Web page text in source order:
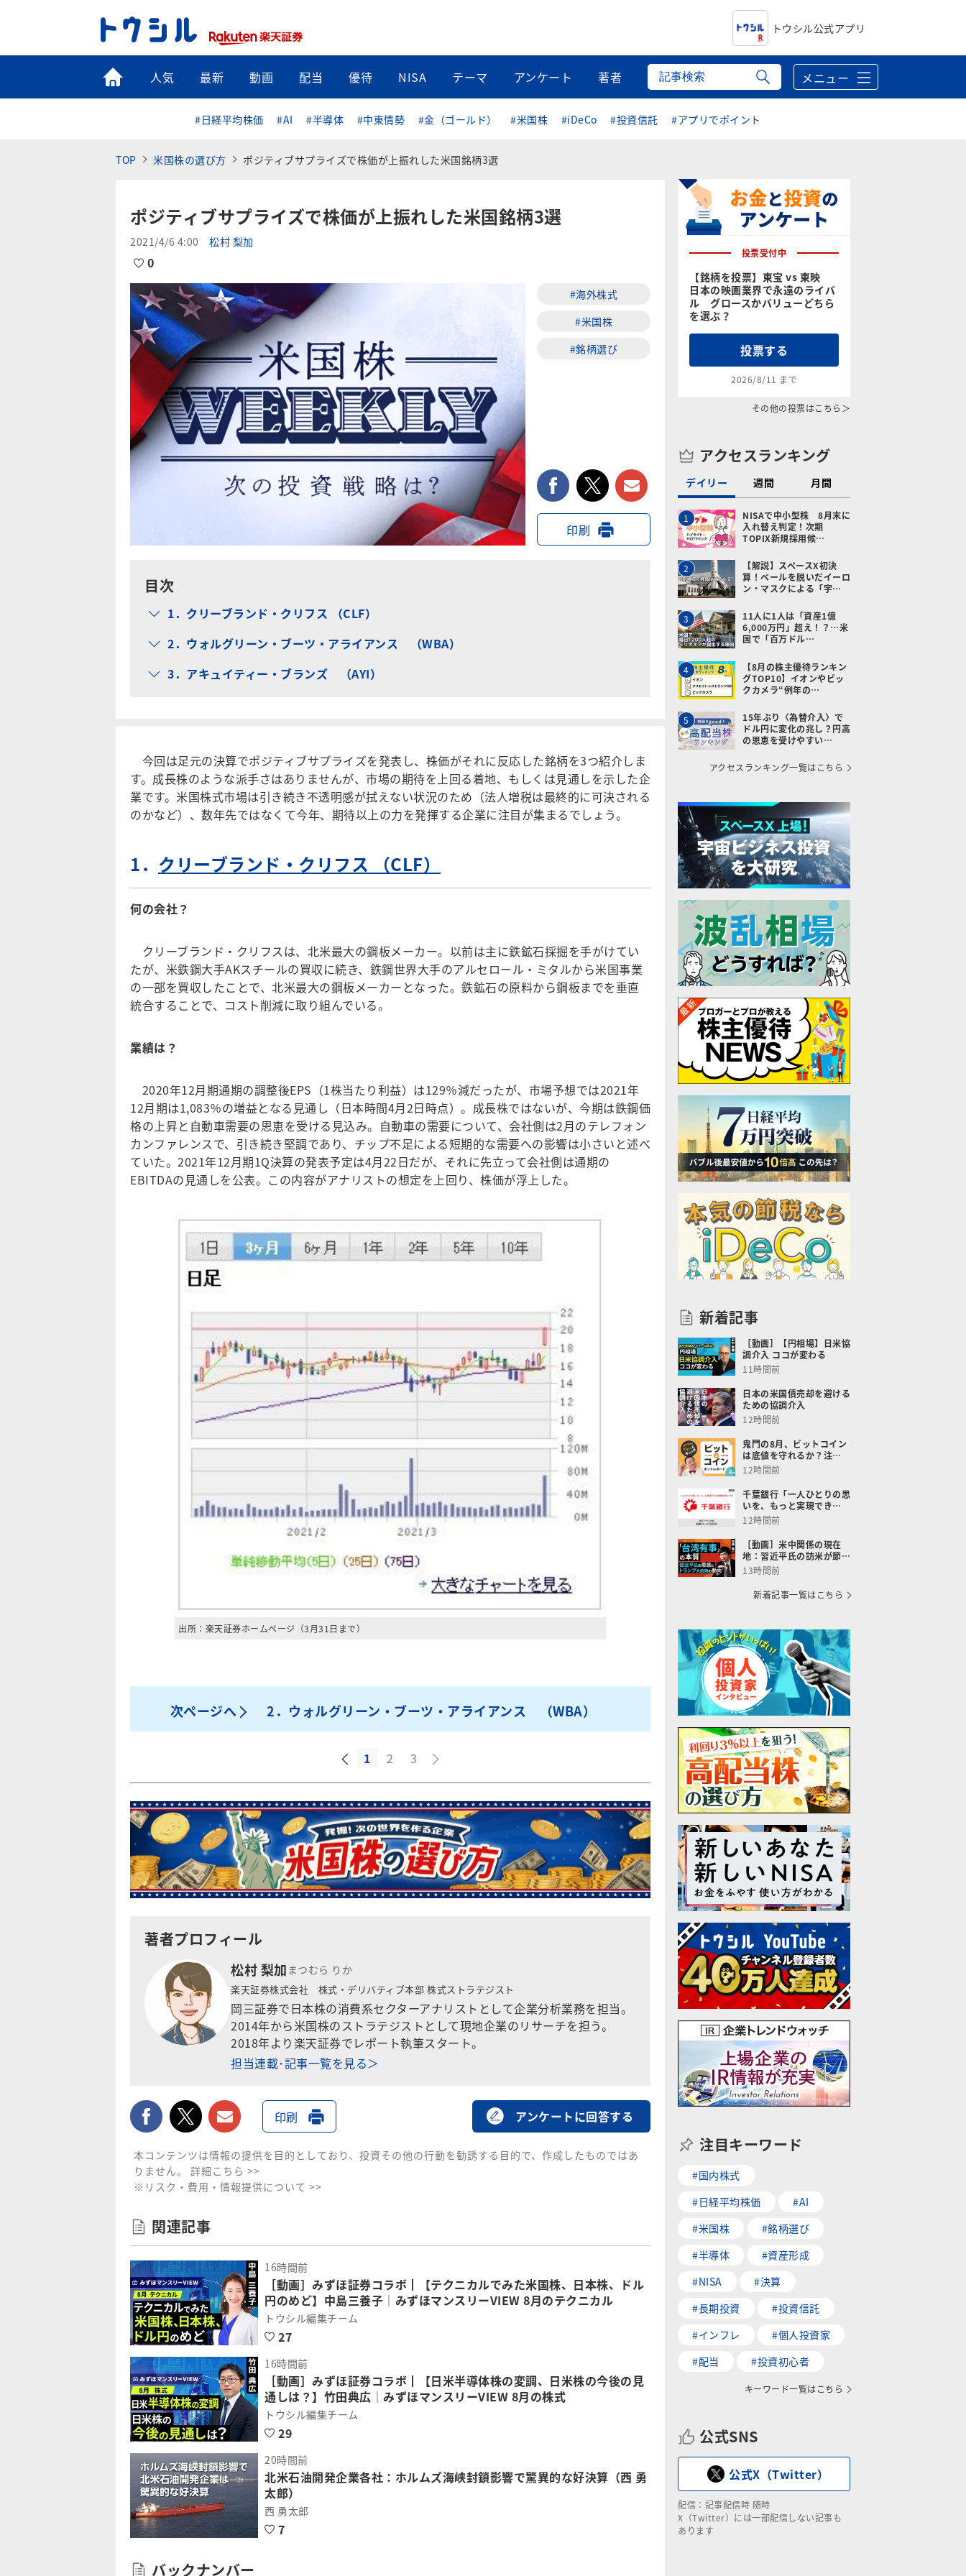
トウシル公式アプリ
トップ
人気 最新 動画 配当 優待 NISA テーマ アンケート 著者 メニュー
#日経平均株価 #AI #半導体 #中東情勢 #金（ゴールド） #米国株 #iDeCo #投資信託 #アプリでポイント
TOP 米国株の選び方 ポジティブサプライズで株価が上振れした米国銘柄3選
ポジティブサプライズで株価が上振れした米国銘柄3選
2021/4/6 4:00 松村 梨加
0
#海外株式
#米国株
#銘柄選び
facebooktwitter メールで送る
印刷
目次
1．クリーブランド・クリフス （CLF）
2．ウォルグリーン・ブーツ・アライアンス （WBA）
3．アキュイティー・ブランズ （AYI）
今回は足元の決算でポジティブサプライズを発表し、株価がそれに反応した銘柄を3つ紹介しま
す。成長株のような派手さはありませんが、市場の期待を上回る着地、もしくは見通しを示した企
業です。米国株式市場は引き続き不透明感が拭えない状況のため（法人増税は最終的に可決される
のかなど）、数年先ではなくて今年、期待以上の力を発揮する企業に注目が集まるでしょう。
1． クリーブランド・クリフス （CLF）
何の会社？
クリーブランド・クリフスは、北米最大の鋼板メーカー。以前は主に鉄鉱石採掘を手がけてい
たが、米鉄鋼大手AKスチールの買収に続き、鉄鋼世界大手のアルセロール・ミタルから米国事業
の一部を買収したことで、北米最大の鋼板メーカーとなった。鉄鉱石の原料から鋼板までを垂直
統合することで、コスト削減に取り組んでいる。
業績は？
2020年12月期通期の調整後EPS（1株当たり利益）は129％減だったが、市場予想では2021年
12月期は1,083％の増益となる見通し（日本時間4月2日時点）。成長株ではないが、今期は鉄鋼価
格の上昇と自動車需要の恩恵を受ける見込み。自動車の需要について、会社側は2月のテレフォン
カンファレンスで、引き続き堅調であり、チップ不足による短期的な需要への影響は小さいと述べ
ていた。2021年12月期1Q決算の発表予定は4月22日だが、それに先立って会社側は通期の
EBITDAの見通しを公表。この内容がアナリストの想定を上回り、株価が浮上した。
出所：楽天証券ホームページ（3月31日まで）
次ページへ 2．ウォルグリーン・ブーツ・アライアンス （WBA）
1 2 3
著者プロフィール
松村 梨加 まつむら りか
楽天証券株式会社 株式・デリバティブ本部 株式ストラテジスト
岡三証券で日本株の消費系セクターアナリストとして企業分析業務を担当。
2014年から米国株のストラテジストとして現地企業のリサーチを担う。
2018年より楽天証券でレポート執筆スタート。
担当連載･記事一覧を見る＞
facebooktwitter メールで送る
印刷 アンケートに回答する
本コンテンツは情報の提供を目的としており、投資その他の行動を勧誘する目的で、作成したものではあ
りません。 詳細こちら >>
※リスク・費用・情報提供について >>
関連記事
16時間前
［動画］みずほ証券コラボ┃【テクニカルでみた米国株、日本株、ドル
円のめど】中島三養子│みずほマンスリーVIEW 8月のテクニカル
トウシル編集チーム
27
16時間前
［動画］みずほ証券コラボ┃【日米半導体株の変調、日米株の今後の見
通しは？】竹田典広│みずほマンスリーVIEW 8月の株式
トウシル編集チーム
29
20時間前
北米石油開発企業各社：ホルムズ海峡封鎖影響で驚異的な好決算（西 勇
太郎）
西 勇太郎
7
バックナンバー
投票受付中
【銘柄を投票】東宝 vs 東映
日本の映画業界で永遠のライバ
ル グロースかバリューどちら
を選ぶ？
投票する
2026/8/11 まで
その他の投票はこちら＞
アクセスランキング
デイリー 週間 月間
1
NISAで中小型株 8月末に
入れ替え判定！次期
TOPIX新規採用候…
2
【解説】スペースX初決
算！ベールを脱いだイーロ
ン・マスクによる「宇…
3
11人に1人は「資産1億
6,000万円」超え！？…米
国で「百万ドル…
4
【8月の株主優待ランキン
グTOP10】イオンやビッ
クカメラ“例年の…
5
15年ぶり〈為替介入〉で
ドル円に変化の兆し？円高
の恩恵を受けやすい…
アクセスランキング一覧はこちら
新着記事
［動画］【円相場】日米協
調介入 ココが変わる
11時間前
日本の米国債売却を避ける
ための協調介入
12時間前
鬼門の8月、ビットコイン
は底値を守れるか？注…
12時間前
千葉銀行「一人ひとりの思
いを、もっと実現でき…
12時間前
［動画］米中関係の現在
地：習近平氏の訪米が節…
13時間前
新着記事一覧はこちら
注目キーワード
#国内株式
#日経平均株価
#AI
#米国株
#銘柄選び
#半導体
#資産形成
#NISA
#決算
#長期投資
#投資信託
#インフレ
#個人投資家
#配当
#投資初心者
キーワード一覧はこちら
公式SNS
公式X（Twitter）
配信：記事配信時 随時
X（Twitter）には一部配信しない記事も
あります